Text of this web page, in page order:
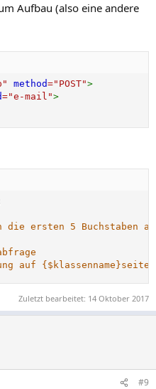
Aufbau (also eine andere
" method=" POST">
="e-mail ">
die ersten 5 Buchstaben
auf
Zuletzt bearbeitet: 14 Oktober 2017
#9